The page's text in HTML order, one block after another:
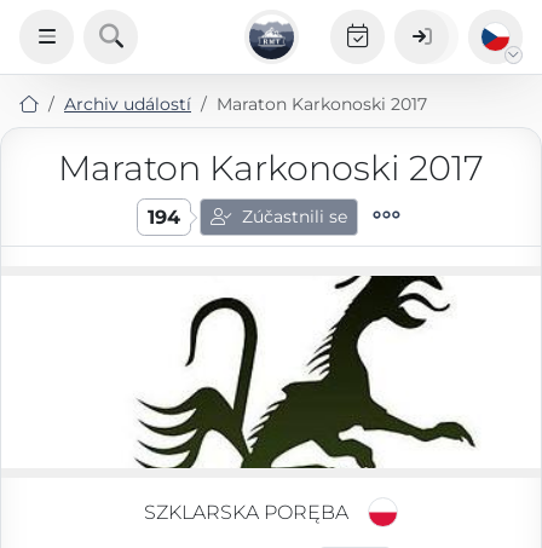
Archiv událostí Maraton Karkonoski 2017
Maraton Karkonoski 2017
194 Zúčastnili se
SZKLARSKA PORĘBA